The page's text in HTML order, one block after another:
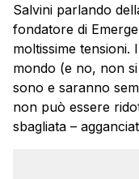
Salvini parlando
fondatore di
moltissime tensioni.
mondo (e no, non
sono e saranno
non può essere
sbagliata –